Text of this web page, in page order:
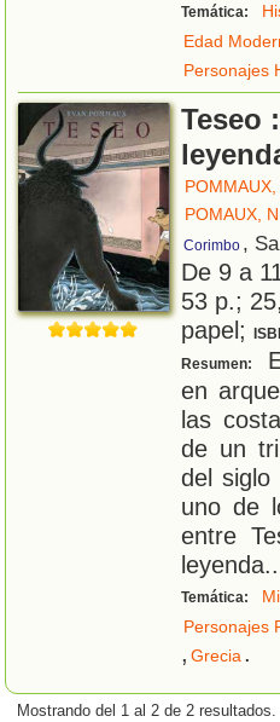
Temática:
Edad
Personajes
Teseo
POMMAUX,
POMAUX,
Corimbo ,
De 9 a
53 p.;
papel;
Resumen:
en
las
de un
del
uno de
entre
leyenda
Temática:
Personajes
, Grecia.
Mostrando del 1 al 2 de 2 resultados.